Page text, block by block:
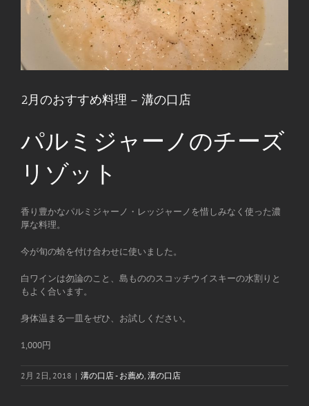
2月のおすすめ料理 – 溝の口店
パルミジャーノのチーズ
リゾット
香り豊かなパルミジャーノ・レッジャーノを惜しみなく使った濃
厚な料理。
今が旬の蛤を付け合わせに使いました。
白ワインは勿論のこと、島もののスコッチウイスキーの水割りと
もよく合います。
身体温まる一皿をぜひ、お試しください。
1,000円
2月 2日, 2018 | 溝の口店 - お薦め, 溝の口店